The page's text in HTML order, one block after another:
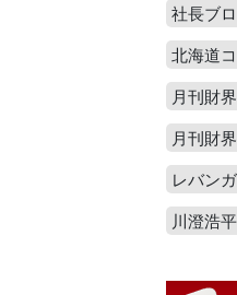
社長ブ
北海道
月刊財
月刊財
レバン
川澄浩平